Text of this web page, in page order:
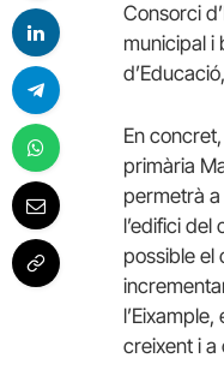
Consorci
municipal i
En
primària
permetrà a
l’edifici
possible el
creixent i a